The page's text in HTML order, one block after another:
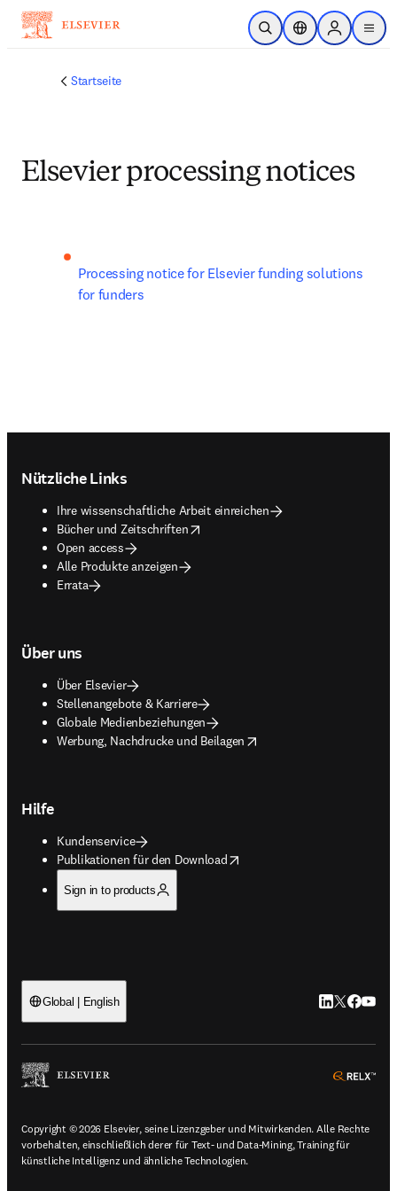
Zum Hauptinhalt wechseln
Suche öffnenStandortauswahl
Sign in to
menu
Startseite
Elsevier processing notices
Processing notice for Elsevier funding solutions
for funders
Nützliche Links
Ihre wissenschaftliche Arbeit einreichen
Bücher und Zeitschriften
opens in new tab/window
Open access
Alle Produkte anzeigen
Errata
Über uns
Über Elsevier
Stellenangebote & Karriere
Globale Medienbeziehungen
Werbung, Nachdrucke und Beilagen
opens in new tab/window
Hilfe
Kundenservice
Publikationen für den Download
opens in new tab/window
Sign in to products
Global | English LinkedIn
Twitter
Copyright © 2026 Elsevier, seine Lizenzgeber und Mitwirkenden. Alle Rechte
vorbehalten, einschließlich derer für Text- und Data-Mining, Training für
künstliche Intelligenz und ähnliche Technologien.